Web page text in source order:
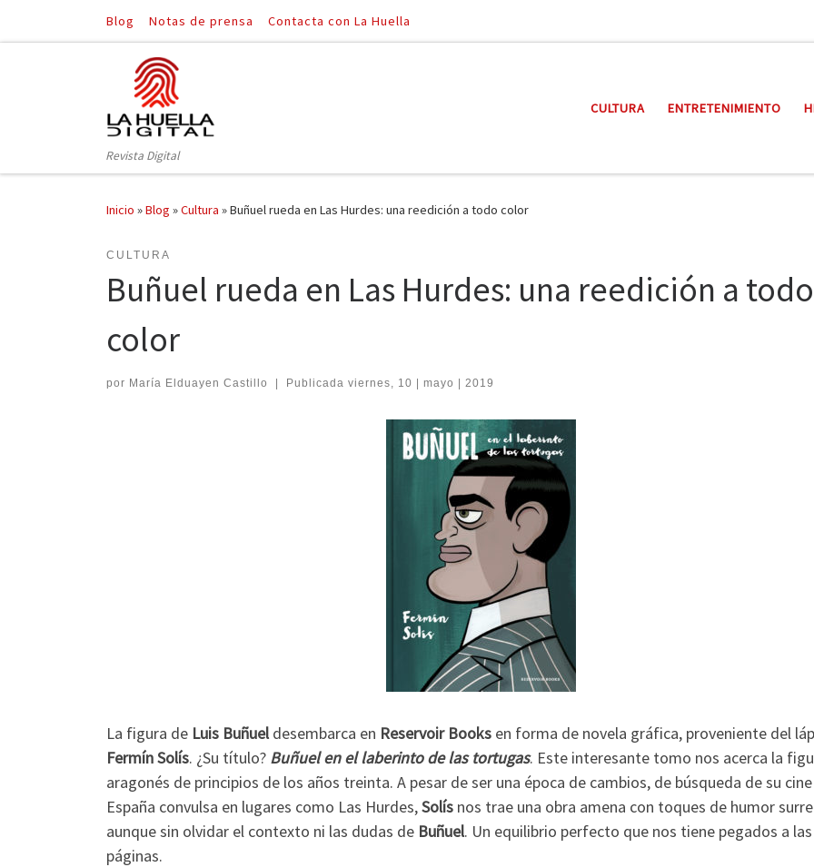
Saltar al contenido
Blog Notas de prensa Contacta con La Huella
Revista Digital
CULTURA ENTRETENIMIENTO
Inicio »Blog »Cultura »Buñuel rueda en Las Hurdes: una reedición a todo color
CULTURA
Buñuel rueda en Las Hurdes: una reedición a todo
color
por María Elduayen Castillo Publicada viernes, 10 | mayo | 2019
La figura de Luis Buñueldesembarca en Reservoir Books en forma de novela gráfica, proveniente del
Fermín Solís. ¿Su título? Buñuel en el laberinto de las tortugas. Este interesante tomo nos acerca la
aragonés de principios de los años treinta. A pesar de ser una época de cambios, de búsqueda de su
España convulsa en lugares como Las Hurdes,Solís nos trae una obra amena con toques de humor
aunque sin olvidar el contexto ni las dudas de Buñuel. Un equilibrio perfecto que nos tiene pegados a las
páginas.